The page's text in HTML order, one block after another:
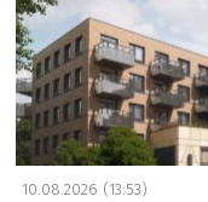
10.08.2026 (13:53)